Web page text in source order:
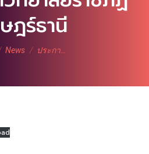
ฎร์ธานี
here:
News ประกา…